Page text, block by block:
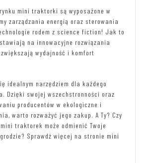
mini traktorki są wyposażone w
zarządzania energią oraz sterowania
rodem z science fiction! Jak to
na innowacyjne rozwiązania
wydajność i komfort
idealnym narzędziem dla każdego
Dzięki swojej wszechstronności oraz
producentów w ekologiczne i
warto rozważyć jego zakup. A Ty? Czy
traktorek może odmienić Twoje
Sprawdź więcej na stronie mini